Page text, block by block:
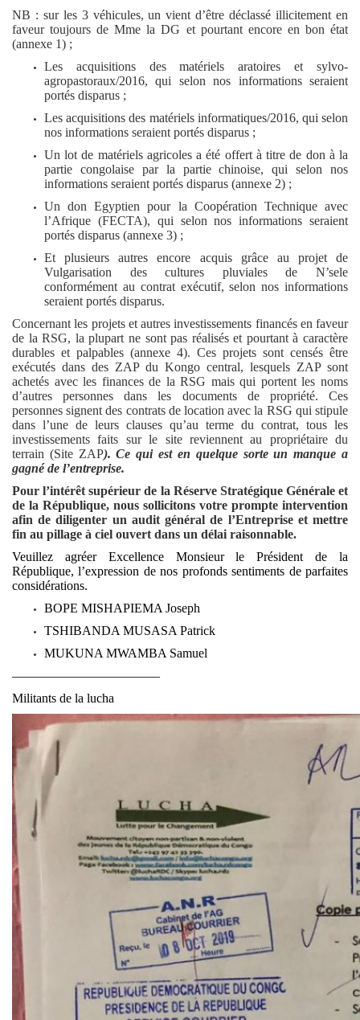
NB : sur les 3 véhicules, un vient d’être déclassé illicitement en
faveur toujours de Mme la DG et pourtant encore en bon état
(annexe 1) ;
Les acquisitions des matériels aratoires et sylvo-
agropastoraux/2016, qui selon nos informations seraient
portés disparus ;
Les acquisitions des matériels informatiques/2016, qui selon
nos informations seraient portés disparus ;
Un lot de matériels agricoles a été offert à titre de don à la
partie congolaise par la partie chinoise, qui selon nos
informations seraient portés disparus (annexe 2) ;
Un don Egyptien pour la Coopération Technique avec
l’Afrique (FECTA), qui selon nos informations seraient
portés disparus (annexe 3) ;
Et plusieurs autres encore acquis grâce au projet de
Vulgarisation des cultures pluviales de N’sele
conformément au contrat exécutif, selon nos informations
seraient portés disparus.
Concernant les projets et autres investissements financés en faveur
de la RSG, la plupart ne sont pas réalisés et pourtant à caractère
durables et palpables (annexe 4). Ces projets sont censés être
exécutés dans des ZAP du Kongo central, lesquels ZAP sont
achetés avec les finances de la RSG mais qui portent les noms
d’autres personnes dans les documents de propriété. Ces
personnes signent des contrats de location avec la RSG qui stipule
dans l’une de leurs clauses qu’au terme du contrat, tous les
investissements faits sur le site reviennent au propriétaire du
terrain (Site ZAP). Ce qui est en quelque sorte un manque a
gagné de l’entreprise.
Pour l’intérêt supérieur de la Réserve Stratégique Générale et
de la République, nous sollicitons votre prompte intervention
afin de diligenter un audit général de l’Entreprise et mettre
fin au pillage à ciel ouvert dans un délai raisonnable.
Veuillez agréer Excellence Monsieur le Président de la
République, l’expression de nos profonds sentiments de parfaites
considérations.
BOPE MISHAPIEMA Joseph
TSHIBANDA MUSASA Patrick
MUKUNA MWAMBA Samuel
———————————–
Militants de la lucha